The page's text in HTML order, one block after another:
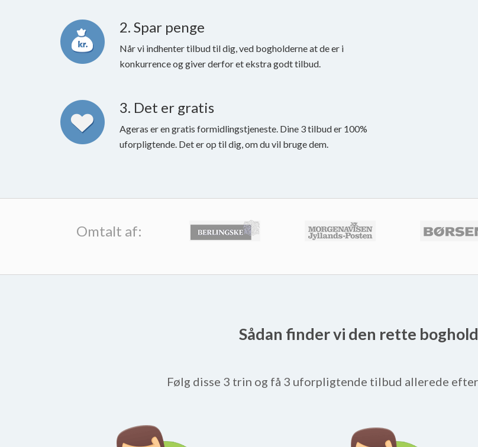
2. Spar penge
Når vi indhenter tilbud til dig, ved bogholderne at de er i
konkurrence og giver derfor et ekstra godt tilbud.
3. Det er gratis
Ageras er en gratis formidlingstjeneste. Dine 3 tilbud er 100%
uforpligtende. Det er op til dig, om du vil bruge dem.
Omtalt af:
Sådan finder vi den rette
Følg disse 3 trin og få 3 uforpligtende tilbud allerede efter